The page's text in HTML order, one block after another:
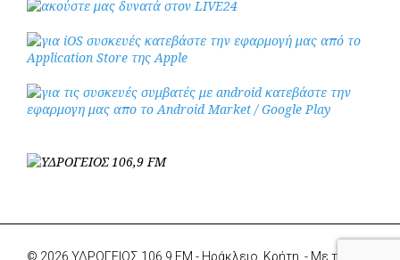
© 2026 ΥΔΡΟΓΕΙΟΣ 106,9 FM - Ηράκλειο, Κρήτη. - Με την